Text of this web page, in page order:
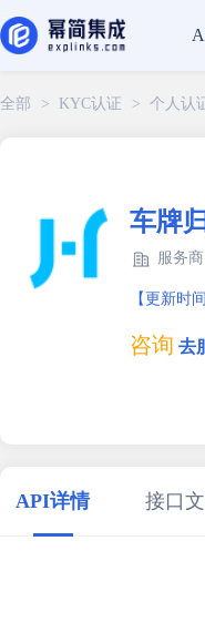
全部 > KYC认证 > 个人认
车牌
服务商
【更新时
咨询 去
API详情 接口